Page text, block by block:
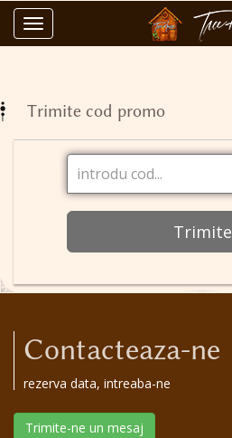
Toggle
navigation
Trimite cod promo
Trimite
Contacteaza-ne
rezerva data, intreaba-ne
Trimite-ne un mesaj